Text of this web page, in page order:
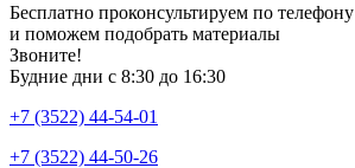
Бесплатно проконсультируем по телефону
и поможем подобрать материалы
Звоните!
Будние дни с 8:30 до 16:30
+7 (3522) 44-54-01
+7 (3522) 44-50-26